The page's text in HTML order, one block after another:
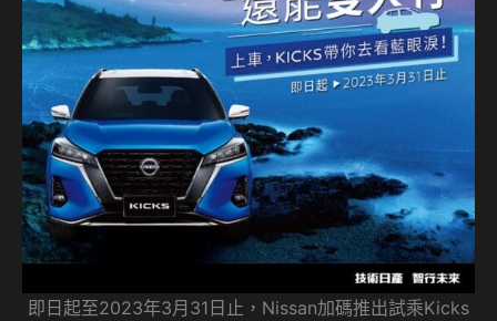
即日起至2023年3月31日止，Nissan加碼推出試乘Kicks